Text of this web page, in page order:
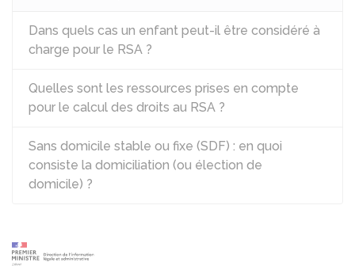
Dans quels cas un enfant peut-il être considéré à
charge pour le RSA ?
Quelles sont les ressources prises en compte
pour le calcul des droits au RSA ?
Sans domicile stable ou fixe (SDF) : en quoi
consiste la domiciliation (ou élection de
domicile) ?